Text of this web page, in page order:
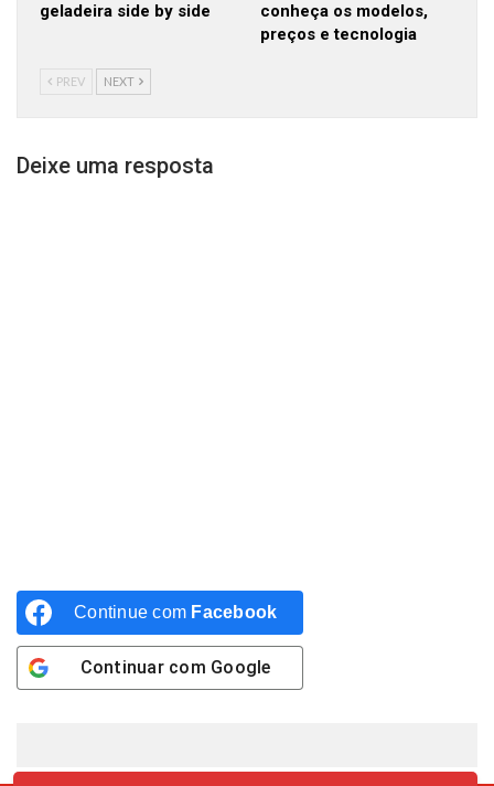
geladeira side by side
conheça os modelos,
preços e tecnologia
PREV NEXT
Deixe uma resposta
Continue com Facebook
Continuar com Google